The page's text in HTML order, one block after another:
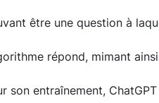
être une question à
répond, mimant
son entraînement,